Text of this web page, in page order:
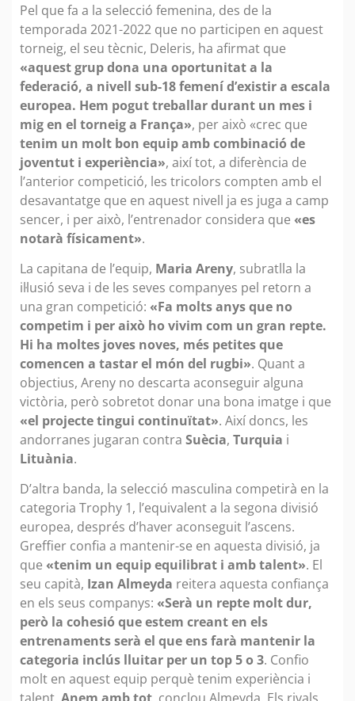
Pel que fa a la selecció femenina, des de la
temporada 2021-2022 que no participen en aquest
torneig, el seu tècnic, Deleris, ha afirmat que
«aquest grup dona una oportunitat a la
federació, a nivell sub-18 femení d’existir a escala
europea. Hem pogut treballar durant un mes i
mig en el torneig a França», per això «crec que
tenim un molt bon equip amb combinació de
joventut i experiència», així tot, a diferència de
l’anterior competició, les tricolors compten amb el
desavantatge que en aquest nivell ja es juga a camp
sencer, i per això, l’entrenador considera que «es
notarà físicament».
La capitana de l’equip, Maria Areny, subratlla la
il·lusió seva i de les seves companyes pel retorn a
una gran competició: «Fa molts anys que no
competim i per això ho vivim com un gran repte.
Hi ha moltes joves noves, més petites que
comencen a tastar el món del rugbi». Quant a
objectius, Areny no descarta aconseguir alguna
victòria, però sobretot donar una bona imatge i que
«el projecte tingui continuïtat». Així doncs, les
andorranes jugaran contra Suècia, Turquia i
Lituània.
D’altra banda, la selecció masculina competirà en la
categoria Trophy 1, l’equivalent a la segona divisió
europea, després d’haver aconseguit l’ascens.
Greffier confia a mantenir-se en aquesta divisió, ja
que «tenim un equip equilibrat i amb talent». El
seu capità, Izan Almeyda reitera aquesta confiança
en els seus companys: «Serà un repte molt dur,
però la cohesió que estem creant en els
entrenaments serà el que ens farà mantenir la
categoria inclús lluitar per un top 5 o 3. Confio
molt en aquest equip perquè tenim experiència i